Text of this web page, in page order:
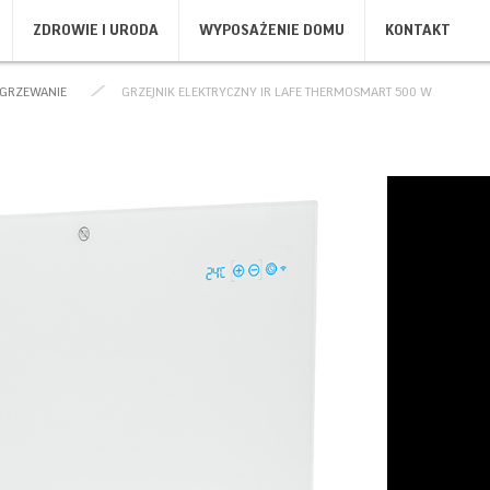
WENTYLATORY I OGRZEWANIE
ODKURZACZE
ZDROWIE I URODA WYPOSAŻENIE DOMU KONTAKT
GRZEJNIK ELEKTRYCZNY IR LAFE THERMOSMART 500 W